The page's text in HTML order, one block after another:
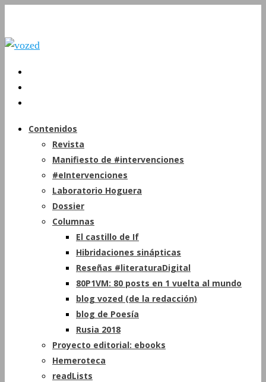
Contenidos
Revista
Manifiesto de #intervenciones
#eIntervenciones
Laboratorio Hoguera
Dossier
Columnas
El castillo de If
Hibridaciones sinápticas
Reseñas #literaturaDigital
80P1VM: 80 posts en 1 vuelta al mundo
blog vozed (de la redacción)
blog de Poesía
Rusia 2018
Proyecto editorial: ebooks
Hemeroteca
readLists